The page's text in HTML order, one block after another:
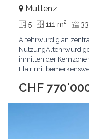
CHF
Muttenz
5 111 m2
Altehrwürdig an
inmitten der
Flair mit
Eingangsbereich von
überzeugt. Eine